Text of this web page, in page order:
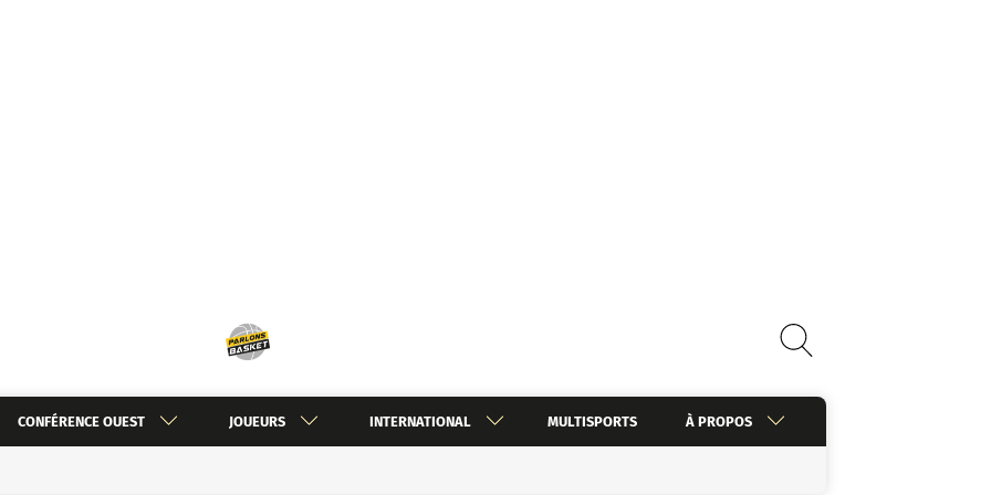
CONFÉRENCE OUEST JOUEURS INTERNATIONAL MULTISPORTS À PROPOS